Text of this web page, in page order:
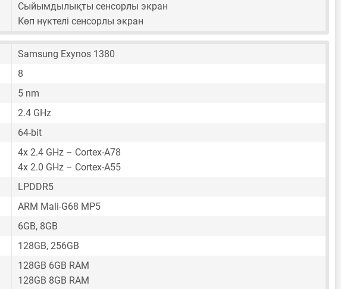
Сыйымдылықты сенсорлы экран
Көп нүктелі сенсорлы экран
Samsung Exynos 1380
8
5 nm
2.4 GHz
64-bit
4x 2.4 GHz – Cortex-A78
4x 2.0 GHz – Cortex-A55
LPDDR5
ARM Mali-G68 MP5
6GB, 8GB
128GB, 256GB
128GB 6GB RAM
128GB 8GB RAM